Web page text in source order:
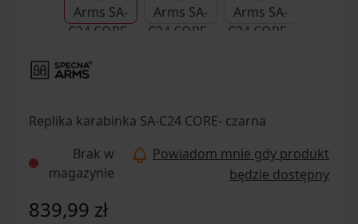
Replika karabinka SA-C24 CORE- czarna
Brak w
magazynie
Powiadom mnie gdy produkt
będzie dostępny
839,99 zł